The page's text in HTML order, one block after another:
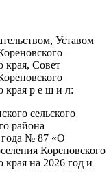
Уставом
края, Совет
края р е ш и л:
сельского
района
года № 87 «О
Кореновского
края на 2026 год и